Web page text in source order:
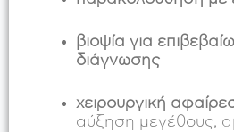
βιοψία για
διάγνωσης
χειρουργική
αύξηση μεγέθους,